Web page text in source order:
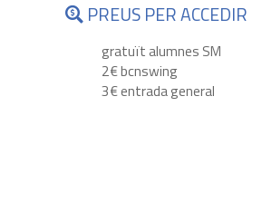
PREUS PER ACCEDIR
gratuït alumnes SM
2€ bcnswing
3€ entrada general